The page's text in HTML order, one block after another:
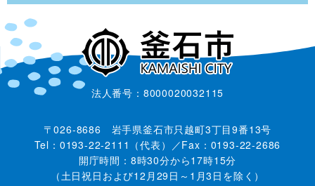
法人番号：8000020032115
〒026-8686 岩手県釜石市只越町3丁目9番13号
Tel：0193-22-2111（代表）／Fax：0193-22-2686
開庁時間：8時30分から17時15分
（土日祝日および12月29日～1月3日を除く）